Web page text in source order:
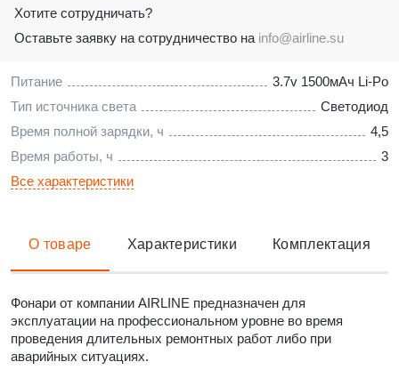
Питание
3.7v 1500мАч Li-Po
Тип источника света
Светодиод
Время полной зарядки, ч
4,5
Время работы, ч
3
Все характеристики
Хотите сотрудничать?
Оставьте заявку на сотрудничество на info@airline.su
О товаре Характеристики Комплектация
Фонари от компании AIRLINE предназначен для
эксплуатации на профессиональном уровне во время
проведения длительных ремонтных работ либо при
аварийных ситуациях.